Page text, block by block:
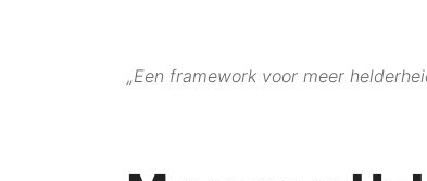
„Een framework voor meer